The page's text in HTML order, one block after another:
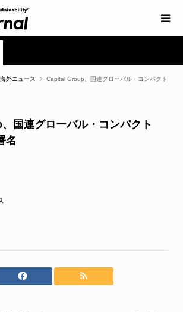
海外ニュース
Capital Group、国連グローバル・コンパクト
国連グローバル・コンパクト
名